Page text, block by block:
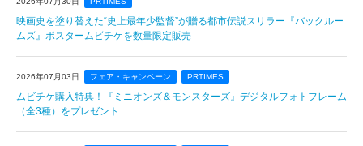
映画史を塗り替えた“史上最年少監督”が贈る都市伝説スリラー『バックルー
ムズ』ポスタームビチケを数量限定販売
2026年07月03日 フェア・キャンペーン PRTIMES
ムビチケ購入特典！『ミニオンズ＆モンスターズ』デジタルフォトフレーム
（全3種）をプレゼント